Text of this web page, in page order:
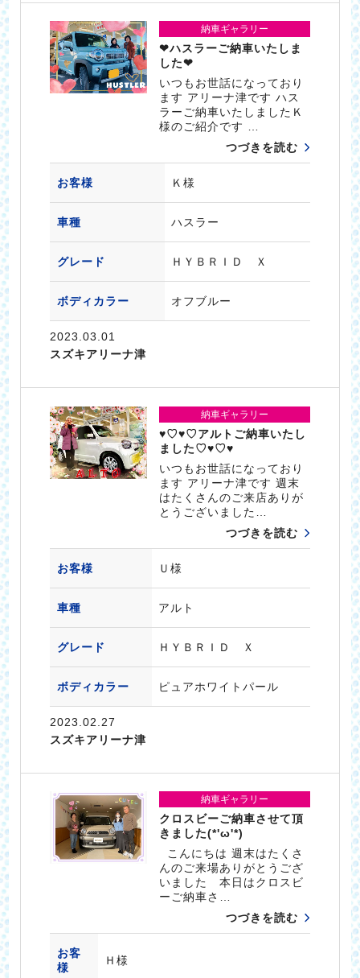
納車ギャラリー
❤ハスラーご納車いたしま
した❤
いつもお世話になっており
ます アリーナ津です ハス
ラーご納車いたしましたＫ
様のご紹介です …
つづきを読む
お客様 Ｋ様
車種 ハスラー
グレード ＨＹＢＲＩＤ Ｘ
ボディカラー オフブルー
2023.03.01
スズキアリーナ津
納車ギャラリー
♥♡♥♡アルトご納車いたし
ました♡♥♡♥
いつもお世話になっており
ます アリーナ津です 週末
はたくさんのご来店ありが
とうございました…
つづきを読む
お客様 Ｕ様
車種 アルト
グレード ＨＹＢＲＩＤ Ｘ
ボディカラー ピュアホワイトパール
2023.02.27
スズキアリーナ津
納車ギャラリー
クロスビーご納車させて頂
きました(*'ω'*)
こんにちは 週末はたくさ
んのご来場ありがとうござ
いました 本日はクロスビ
ーご納車さ…
つづきを読む
お客
様
Ｈ様